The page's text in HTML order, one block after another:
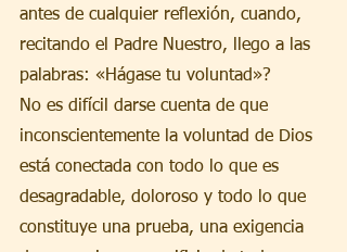
antes de cualquier reflexión, cuando,
recitando el Padre Nuestro, llego a las
palabras: «Hágase tu voluntad»?
No es difícil darse cuenta de que
inconscientemente la voluntad de Dios
está conectada con todo lo que es
desagradable, doloroso y todo lo que
constituye una prueba, una exigencia